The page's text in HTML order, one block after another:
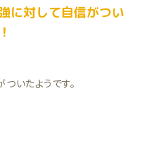
に対して自信がつい
いたようです。